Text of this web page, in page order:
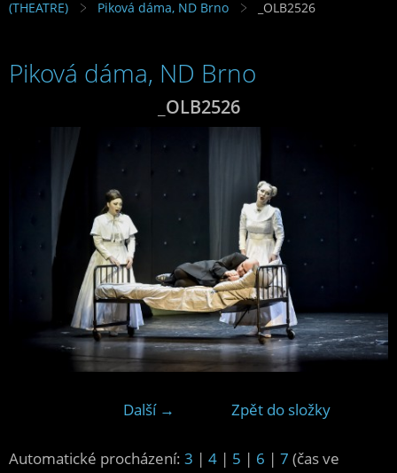
(THEATRE)
Piková dáma, ND Brno _OLB2526
Piková dáma, ND Brno
_OLB2526
Další → Zpět do složky
Automatické procházení: 3 | 4 | 5 | 6 | 7 (čas ve